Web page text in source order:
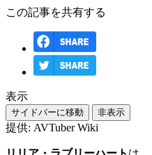
この記事を共有する
表示
サイドバーに移動 非表示
提供: AVTuber Wiki